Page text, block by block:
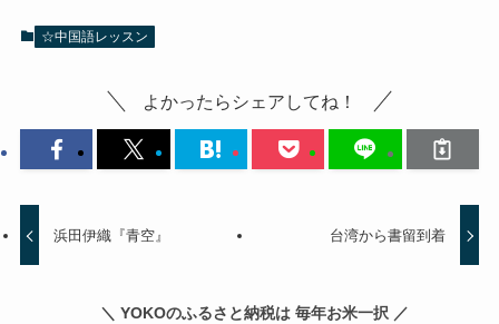
☆中国語レッスン
よかったらシェアしてね！
浜田伊織『青空』 台湾から書留到着
＼ YOKOのふるさと納税は 毎年お米一択 ／